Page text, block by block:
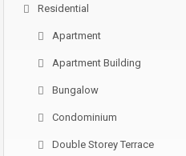
Residential
Apartment
Apartment Building
Bungalow
Condominium
Double Storey Terrace